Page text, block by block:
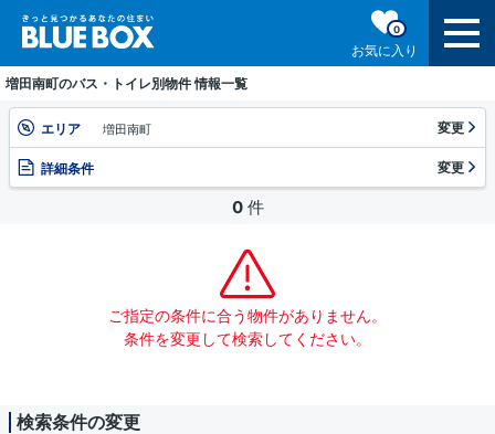
お気に入り
0
増田南町のバス・トイレ別物件 情報一覧
エリア 増田南町 変更
詳細条件 変更
0 件
ご指定の条件に合う物件がありません。
条件を変更して検索してください。
検索条件の変更